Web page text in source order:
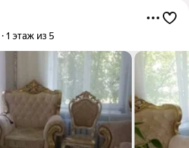
1 этаж из 5